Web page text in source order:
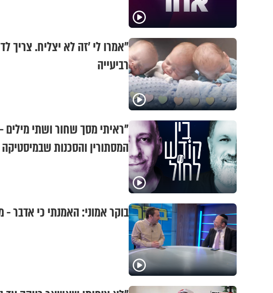
"אמרו לי 'זה לא יצליח. צריך
רביעייה
"ראיתי מסך שחור ושתי מילים
המסתורין והסכנות שבמיסטיקה
בוקר אמוני: האמנתי כי אדבר